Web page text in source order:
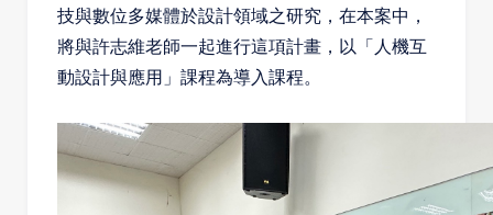
技與數位多媒體於設計領域之研究，在本案中，
將與許志維老師一起進行這項計畫，以「人機互
動設計與應用」課程為導入課程。